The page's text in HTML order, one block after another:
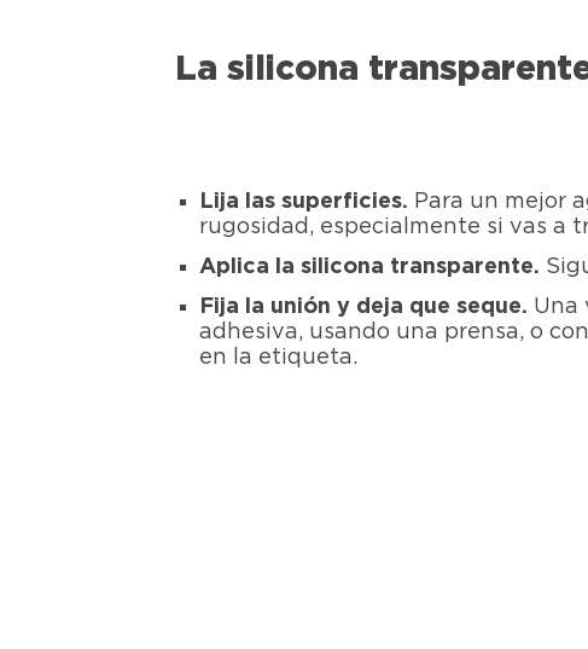
La silicona
Lija las superficies. Para un mejor
rugosidad, especialmente si vas a
Aplica la silicona transparente.
Fija la unión y deja que seque. Una
adhesiva, usando una prensa, o
en la etiqueta.